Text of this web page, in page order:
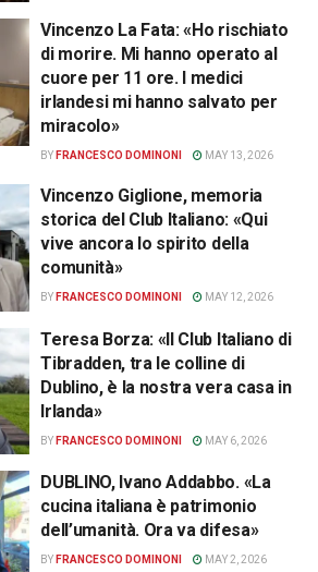
Vincenzo La Fata: «Ho rischiato
di morire. Mi hanno operato al
cuore per 11 ore. I medici
irlandesi mi hanno salvato per
miracolo»
BY FRANCESCO DOMINONI MAY 13, 2026
Vincenzo Giglione, memoria
storica del Club Italiano: «Qui
vive ancora lo spirito della
comunità»
BY FRANCESCO DOMINONI MAY 12, 2026
Teresa Borza: «Il Club Italiano di
Tibradden, tra le colline di
Dublino, è la nostra vera casa in
Irlanda»
BY FRANCESCO DOMINONI MAY 6, 2026
DUBLINO, Ivano Addabbo. «La
cucina italiana è patrimonio
dell’umanità. Ora va difesa»
BY FRANCESCO DOMINONI MAY 2, 2026